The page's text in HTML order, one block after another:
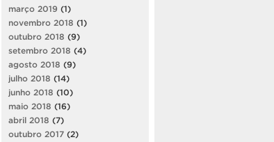
março 2019 (1)
novembro 2018 (1)
outubro 2018 (9)
setembro 2018 (4)
agosto 2018 (9)
julho 2018 (14)
junho 2018 (10)
maio 2018 (16)
abril 2018 (7)
outubro 2017 (2)